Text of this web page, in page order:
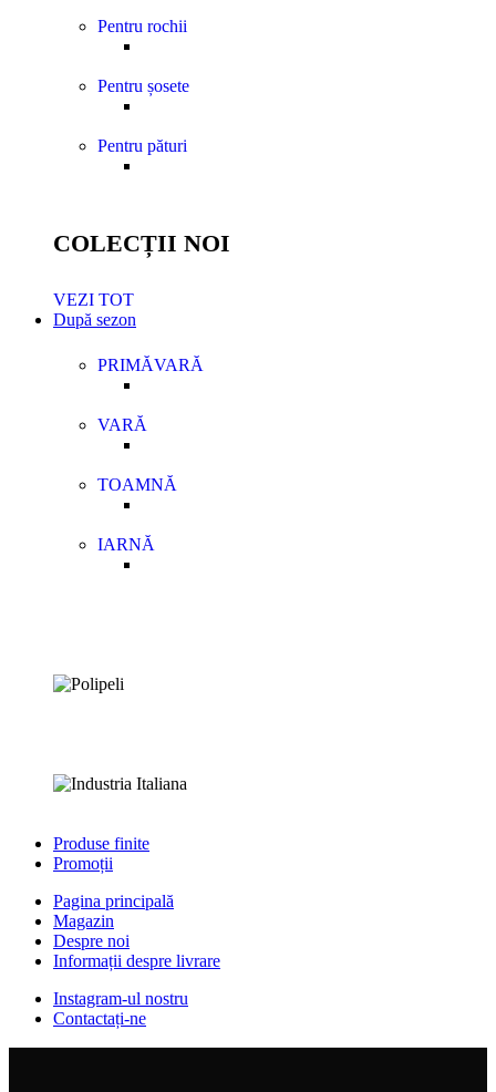
Pentru rochii
Pentru șosete
Pentru pături
COLECȚII NOI
VEZI TOT
După sezon
PRIMĂVARĂ
VARĂ
TOAMNĂ
IARNĂ
Produse finite
Promoții
Pagina principală
Magazin
Despre noi
Informații despre livrare
Instagram-ul nostru
Contactați-ne